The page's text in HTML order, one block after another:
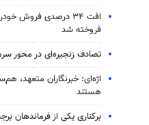
فروخته شد
تصادف زنجیره‌ای در محور سرمست ـ
اژه‌ای: خبرنگاران متعهد،
هستند
برکناری یکی از فرماندهان